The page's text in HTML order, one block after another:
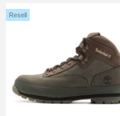
Resell